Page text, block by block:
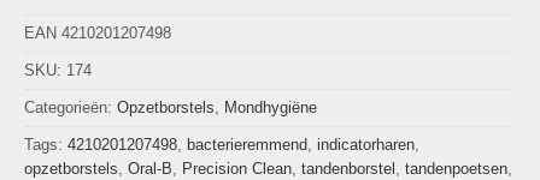
EAN 4210201207498
SKU: 174
Categorieën: Opzetborstels Mondhygiëne
Tags: 4210201207498 bacterieremmend indicatorharen
opzetborstels Oral-B Precision Clean tandenborstel tandenpoetsen